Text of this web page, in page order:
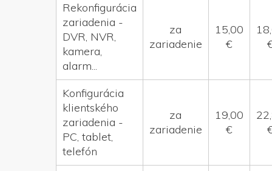
Rekonfigurácia
zariadenia -
DVR, NVR,
kamera,
alarm...
za
zariadenie
15,00
€
Konfigurácia
klientského
zariadenia -
PC, tablet,
telefón
za
zariadenie
19,00
€